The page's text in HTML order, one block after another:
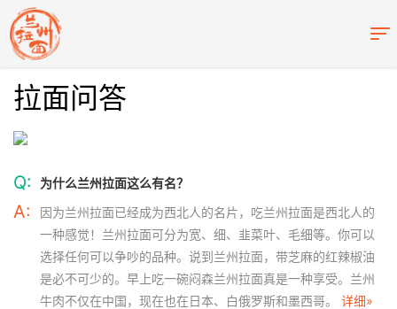
拉面问答
Q: 为什么兰州拉面这么有名？
A:
因为兰州拉面已经成为西北人的名片，吃兰州拉面是西北人的
一种感觉！兰州拉面可分为宽、细、韭菜叶、毛细等。你可以
选择任何可以争吵的品种。说到兰州拉面，带芝麻的红辣椒油
是必不可少的。早上吃一碗闷森兰州拉面真是一种享受。兰州
牛肉不仅在中国，现在也在日本、白俄罗斯和墨西哥。 详细»